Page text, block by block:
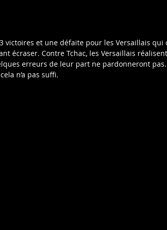
victoires et une défaite pour les Versaillais
écraser. Contre Tchac, les Versaillais
erreurs de leur part ne pardonneront
n’a pas suffi.